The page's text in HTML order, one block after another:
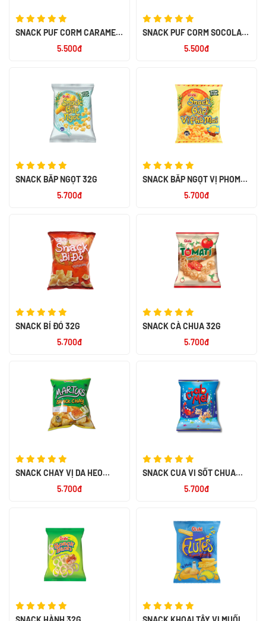
SNACK PUF CORM CARAMEL
5.500đ
SNACK PUF CORM SOCOLA
5.500đ
SNACK BẮP NGỌT 32G
5.700đ
SNACK BẮP NGỌT VỊ PHOMAI
5.700đ
SNACK BÍ ĐỎ 32G
5.700đ
SNACK CÀ CHUA 32G
5.700đ
SNACK CHAY VỊ DA HEO
5.700đ
SNACK CUA VI SỐT CHUA
5.700đ